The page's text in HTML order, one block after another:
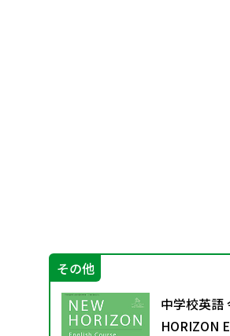
その他
中学校英語
HORIZON